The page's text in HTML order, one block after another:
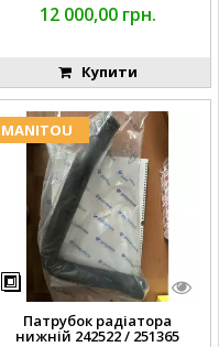
12 000,00 грн.
Купити
MANITOU
Патрубок радіатора
нижній 242522 / 251365